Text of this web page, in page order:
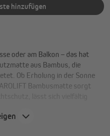
hinzufügen
oder am Balkon – das hat
aus Bambus, die
Ob Erholung in der Sonne
Bambusmatte sorgt